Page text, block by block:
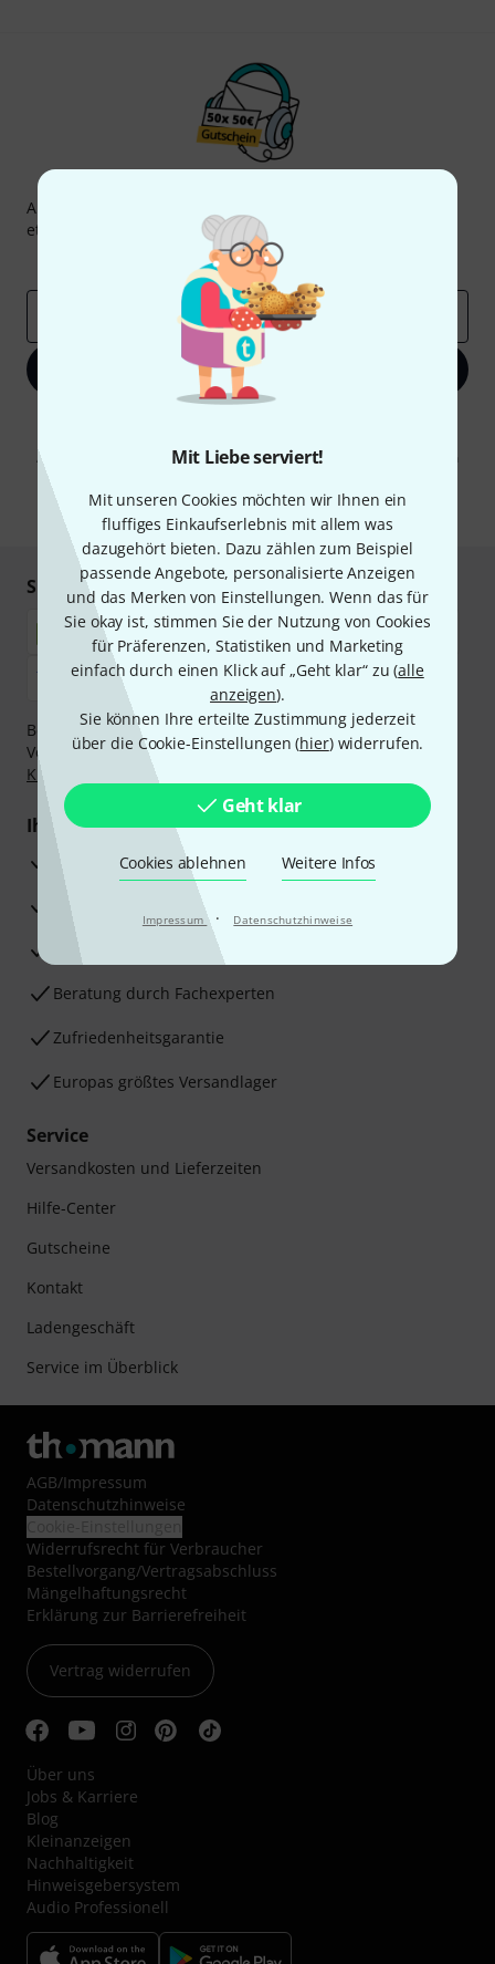
Mit Liebe serviert!
Mit unseren Cookies möchten wir Ihnen ein
fluffiges Einkaufserlebnis mit allem was
dazugehört bieten. Dazu zählen zum Beispiel
passende Angebote, personalisierte Anzeigen
und das Merken von Einstellungen. Wenn das für
Sie okay ist, stimmen Sie der Nutzung von Cookies
für Präferenzen, Statistiken und Marketing
einfach durch einen Klick auf „Geht klar“ zu (alle
anzeigen).
Sie können Ihre erteilte Zustimmung jederzeit
über die Cookie-Einstellungen (hier) widerrufen.
Geht klar
Cookies ablehnen Weitere Infos
Impressum · Datenschutzhinweise
Abonniere den Thomann Newsletter und gewinne mit
etwas Glück einen von
50 Gutscheinen
Inspirierende Beiträge
Deals
Jetzt anmelden
Abmeldung ist jederzeit möglich. Weitere Informationen finden Sie in
* Pflichtfeld
Sicher einkaufen & bezahlen
Bezahlen Sie vertraulich und sicher per Nachnahme,
Vorkasse, PayPal, Amazon Pay,Klarna Sofort bezahlen
Klarna Ratenzahlung
Ihre Vorteile
3 Jahre Thomann Garantie
30 Tage Money-Back-Garantie
Beratung durch Fachexperten
Zufriedenheitsgarantie
Europas größtes Versandlager
Service
Versandkosten und Lieferzeiten
Hilfe-Center
Gutscheine
Kontakt
Ladengeschäft
Service im Überblick
AGB/Impressum
Datenschutzhinweise
Widerrufsrecht für Verbraucher
Bestellvorgang/Vertragsabschluss
Mängelhaftungsrecht
Erklärung zur Barrierefreiheit
Vertrag widerrufen
Über uns
Jobs & Karriere
Blog
Kleinanzeigen
Nachhaltigkeit
Hinweisgebersystem
Audio Professionell